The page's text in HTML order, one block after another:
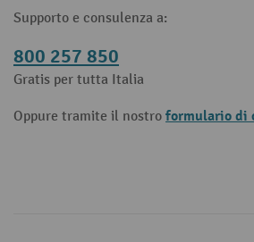
Supporto e consulenza a:
800 257 850
Gratis per tutta Italia
Oppure tramite il nostro formulario di